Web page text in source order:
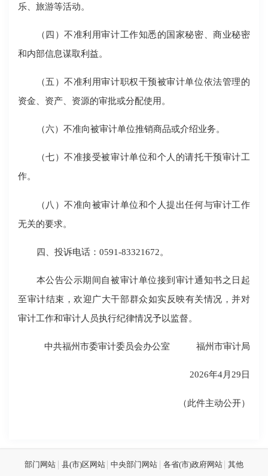
乐、旅游等活动。
（四）不准利用审计工作知悉的国家秘密、商业秘密
和内部信息谋取利益。
（五）不准利用审计职权干预被审计单位依法管理的
资金、资产、资源的审批或分配使用。
（六）不准向被审计单位推销商品或介绍业务。
（七）不准接受被审计单位和个人的请托干预审计工
作。
（八）不准向被审计单位和个人提出任何与审计工作
无关的要求。
四、投诉电话：0591-83321672。
本公告公示期间自被审计单位接到审计通知书之日起
至审计结束，欢迎广大干部群众如实反映有关情况，并对
审计工作和审计人员执行纪律情况予以监督。
中共福州市委审计委员会办公室 福州市审计局
2026年4月29日
（此件主动公开）
部门网站 县(市)区网站 中央部门网站 各省(市)政府网站 其他